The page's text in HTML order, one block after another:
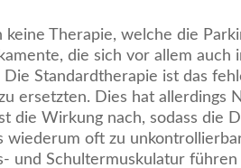
keine Therapie, welche die
die sich vor allem auch
Standardtherapie ist das
ersetzten. Dies hat allerdings
die Wirkung nach, sodass die
wiederum oft zu
und Schultermuskulatur führen